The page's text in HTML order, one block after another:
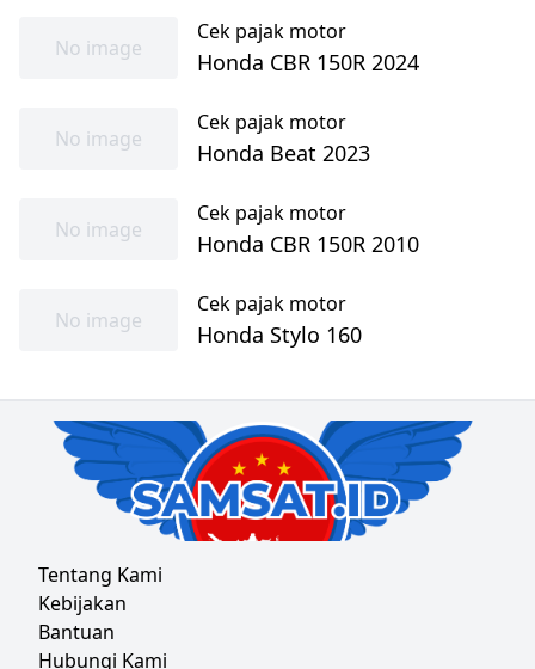
No image
Cek pajak motor
Honda CBR 150R 2024
No image
Cek pajak motor
Honda Beat 2023
No image
Cek pajak motor
Honda CBR 150R 2010
No image
Cek pajak motor
Honda Stylo 160
Tentang Kami
Kebijakan
Bantuan
Hubungi Kami